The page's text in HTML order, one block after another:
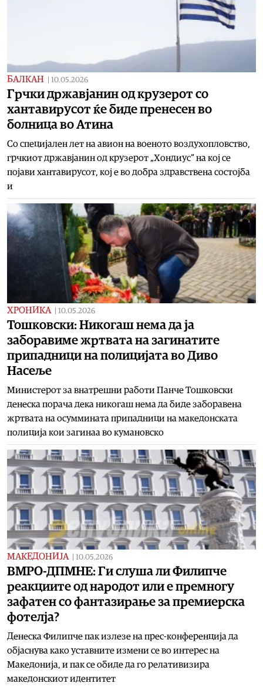
БАЛКАН 10.05.2026
Грчки државјанин од крузерот со
хантавирусот ќе биде пренесен во
болница во Атина
Со специјален лет на авион на военото воздухопловство,
грчкиот државјанин од крузерот „Хондиус“ на кој се
појави хантавирусот, кој е во добра здравствена состојба
и
ХРОНИКА 10.05.2026
Тошковски: Никогаш нема да ја
заборавиме жртвата на загинатите
припадници на полицијата во Диво
Насеље
Министерот за внатрешни работи Панче Тошковски
денеска порача дека никогаш нема да биде заборавена
жртвата на осуммината припадници на македонската
полиција кои загинаа во кумановско
МАКЕДОНИЈА 10.05.2026
ВМРО-ДПМНЕ: Ги слуша ли Филипче
реакциите од народот или е премногу
зафатен со фантазирање за премиерска
фотелја?
Денеска Филипче пак излезе на прес-конференција да
објаснува како уставните измени се во интерес на
Македонија, и пак се обиде да го релативизира
македонскиот идентитет